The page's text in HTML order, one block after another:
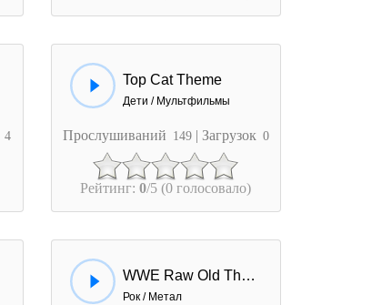
4
Top Cat Theme
Дети / Мультфильмы
Прослушиваний 149 | Загрузок 0
Рейтинг:0/5 (0 голосовало)
WWE Raw Old Theme
Рок / Метал